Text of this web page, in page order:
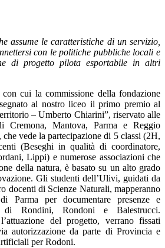
assume le caratteristiche di un servizio,
con le politiche pubbliche locali e
di progetto pilota esportabile in altri
cui la commissione della fondazione
al nostro liceo il primo premio al
– Umberto Chiarini”, riservato alle
Cremona, Mantova, Parma e Reggio
vede la partecipazione di 5 classi (2H,
(Beseghi in qualità di coordinatore,
Lippi) e numerose associazioni che
della natura, è basato su un alto grado
Gli studenti dell’Ulivi, guidati da
docenti di Scienze Naturali, mapperanno
Parma per documentare presenze e
di Rondini, Rondoni e Balestrucci.
del progetto, verrano fissati
autorizzazione da parte di Provincia e
per Rodoni.